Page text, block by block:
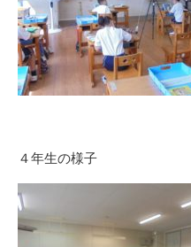
４年生の様子